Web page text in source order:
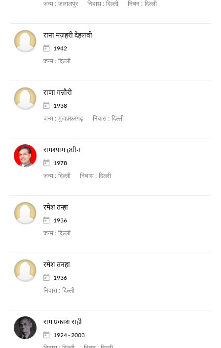
जन्म : जलालपुर निवास : दिल्ली निधन : दिल्ली
राना मज़हरी देहलवी
1942
जन्म : दिल्ली
राणा गन्नौरी
1938
जन्म : मुजफ़्फ़रगढ़ निवास : दिल्ली
रामश्याम हसीन
1978
जन्म : दिल्ली निवास : दिल्ली
रमेश तन्हा
1936
जन्म : दिल्ली
रमेश तनहा
1936
निवास : दिल्ली
राम प्रकाश राही
1924 - 2003